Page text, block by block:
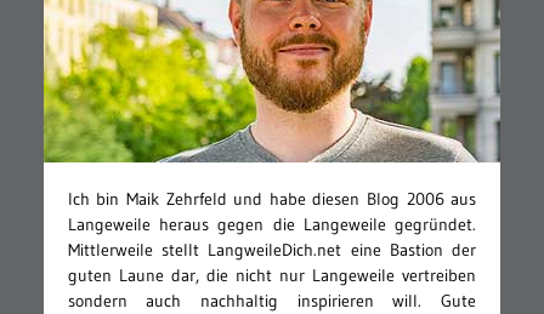
Ich bin Maik Zehrfeld und habe diesen Blog 2006 aus
Langeweile heraus gegen die Langeweile gegründet.
Mittlerweile stellt LangweileDich.net eine Bastion der
guten Laune dar, die nicht nur Langeweile vertreiben
sondern auch nachhaltig inspirieren will. Gute